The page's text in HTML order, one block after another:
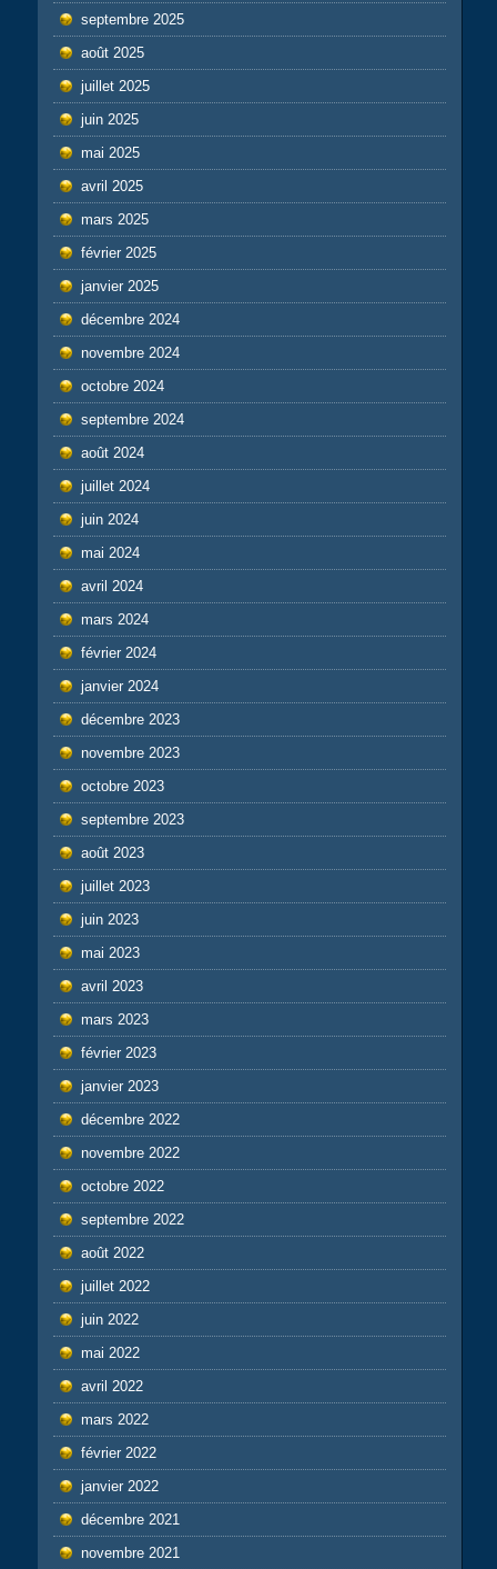
septembre 2025
août 2025
juillet 2025
juin 2025
mai 2025
avril 2025
mars 2025
février 2025
janvier 2025
décembre 2024
novembre 2024
octobre 2024
septembre 2024
août 2024
juillet 2024
juin 2024
mai 2024
avril 2024
mars 2024
février 2024
janvier 2024
décembre 2023
novembre 2023
octobre 2023
septembre 2023
août 2023
juillet 2023
juin 2023
mai 2023
avril 2023
mars 2023
février 2023
janvier 2023
décembre 2022
novembre 2022
octobre 2022
septembre 2022
août 2022
juillet 2022
juin 2022
mai 2022
avril 2022
mars 2022
février 2022
janvier 2022
décembre 2021
novembre 2021